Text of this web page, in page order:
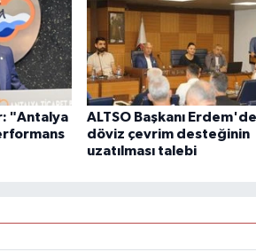
"Antalya
ALTSO Başkanı
döviz çevrim desteğinin
uzatılması talebi